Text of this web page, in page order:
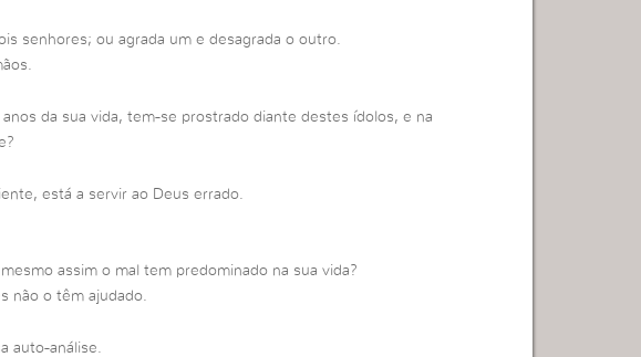
senhores; ou agrada um e desagrada o outro.
da sua vida, tem-se prostrado diante destes ídolos, e na
está a servir ao Deus errado.
assim o mal tem predominado na sua vida?
não o têm ajudado.
auto-análise.